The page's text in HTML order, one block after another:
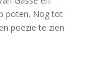
poten. Nog tot
poëzie te zien